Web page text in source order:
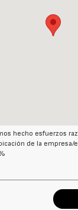
hecho esfuerzos
de la empresa/